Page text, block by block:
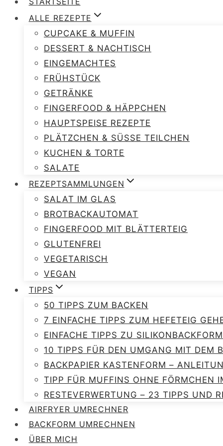
ALLE REZEPTE
CUPCAKE & MUFFIN
DESSERT & NACHTISCH
EINGEMACHTES
FRÜHSTÜCK
GETRÄNKE
FINGERFOOD & HÄPPCHEN
HAUPTSPEISE REZEPTE
PLÄTZCHEN & SÜSSE TEILCHEN
KUCHEN & TORTE
SALATE
REZEPTSAMMLUNGEN
SALAT IM GLAS
BROTBACKAUTOMAT
FINGERFOOD MIT BLÄTTERTEIG
GLUTENFREI
VEGETARISCH
VEGAN
TIPPS
50 TIPPS ZUM BACKEN
7 EINFACHE TIPPS ZUM HEFETEIG
EINFACHE TIPPS ZU
10 TIPPS FÜR DEN UMGANG MIT DEM
BACKPAPIER KASTENFORM –
TIPP FÜR MUFFINS OHNE FÖRMCHEN
RESTEVERWERTUNG – 23 TIPPS UND
AIRFRYER UMRECHNER
BACKFORM UMRECHNEN
ÜBER MICH